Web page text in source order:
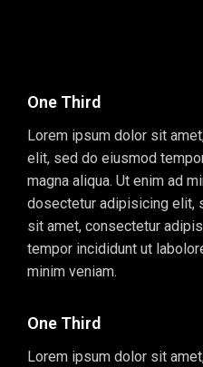
One Third
Lorem ipsum dolor sit
elit, sed do eiusmod
magna aliqua. Ut enim ad
dosectetur adipisicing elit,
sit amet, consectetur
tempor incididunt ut
minim veniam.
One Third
Lorem ipsum dolor sit